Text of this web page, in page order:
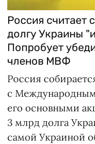
Россия считает
долгу Украины
Попробует
членов МВФ
Россия
с
его основными
3 млрд долга
самой Украиной